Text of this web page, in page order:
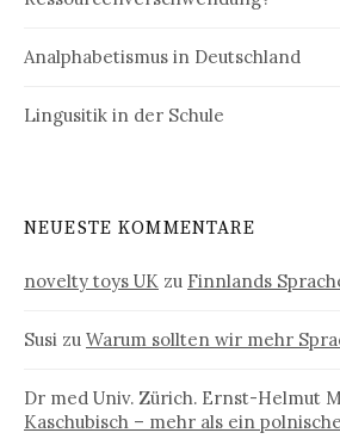
Analphabetismus in Deutschland
Lingusitik in der Schule
NEUESTE KOMMENTARE
novelty toys UK zu Finnlands
Susi zu Warum sollten wir mehr
Dr med Univ. Zürich. Ernst-Helmut
Kaschubisch – mehr als ein